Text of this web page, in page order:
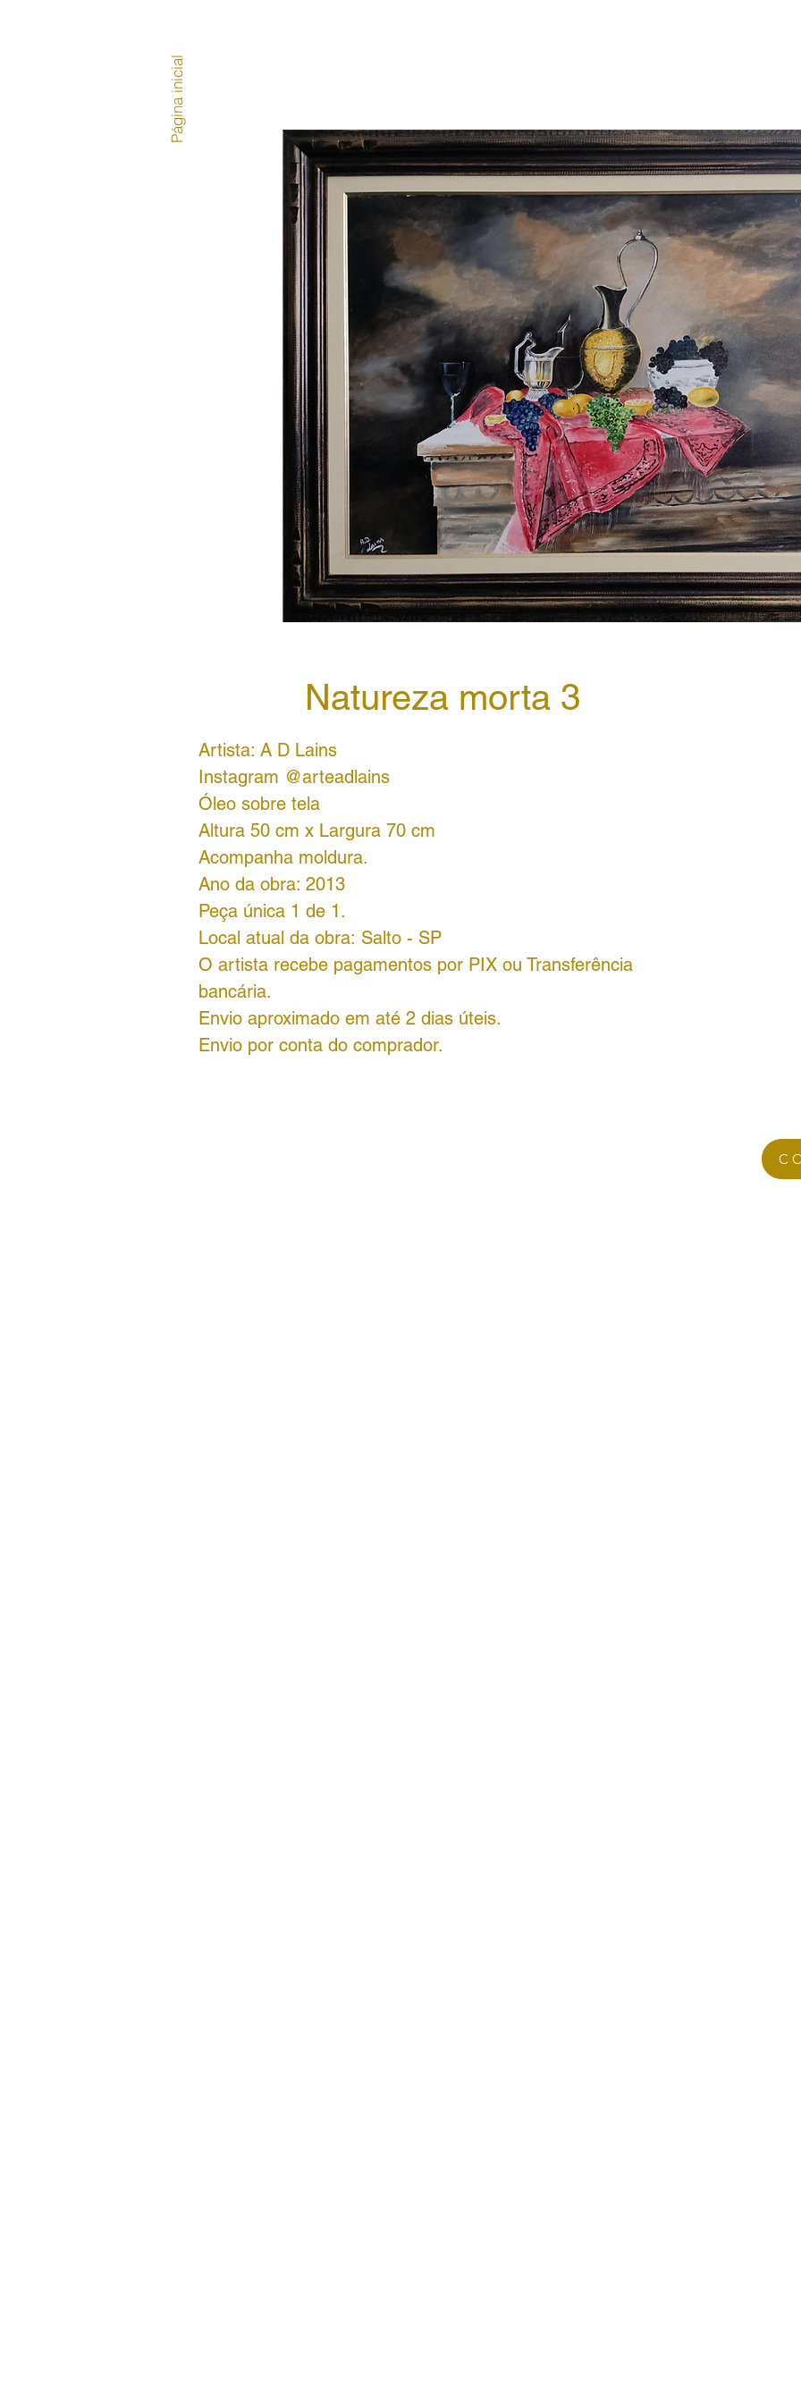
Natureza morta 3
Artista: A D Lains
Instagram @arteadlains
Óleo sobre tela
Altura 50 cm x Largura 70 cm
Acompanha moldura.
Ano da obra: 2013
Peça única 1 de 1.
Local atual da obra: Salto - SP
O artista recebe pagamentos por PIX ou Transferência
bancária.
Envio aproximado em até 2 dias úteis.
Envio por conta do comprador.
Página inicial